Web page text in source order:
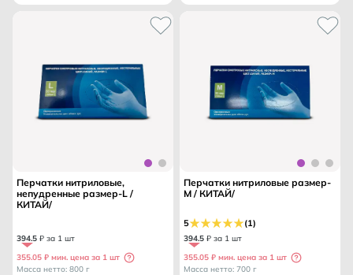
Перчатки нитриловые,
непудренные размер-L /
КИТАЙ/
394.5 ₽ за 1 шт
355.05 ₽ мин. цена за 1 шт
Масса нетто: 800 г
Перчатки нитриловые размер-
M / КИТАЙ/
5 (1)
394.5 ₽ за 1 шт
355.05 ₽ мин. цена за 1 шт
Масса нетто: 700 г